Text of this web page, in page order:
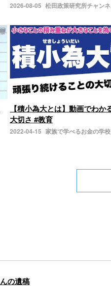
2026-08-05 松田政策研究所チャン
【積小為大とは】動画でわか
大切さ #教育
2022-04-15 家族で学べるお金の学校